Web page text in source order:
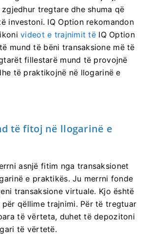
tregtare dhe shuma që
investoni. IQ Option rekomandon
videot e trajnimit të IQ Option
mund të bëni transaksione më të
fillestarë mund të provojnë
të praktikojnë në llogarinë e
të fitoj në llogarinë e
asnjë fitim nga transaksionet
e praktikës. Ju merrni fonde
transaksione virtuale. Kjo është
për qëllime trajnimi. Për të tregtuar
të vërteta, duhet të depozitoni
të vërtetë.